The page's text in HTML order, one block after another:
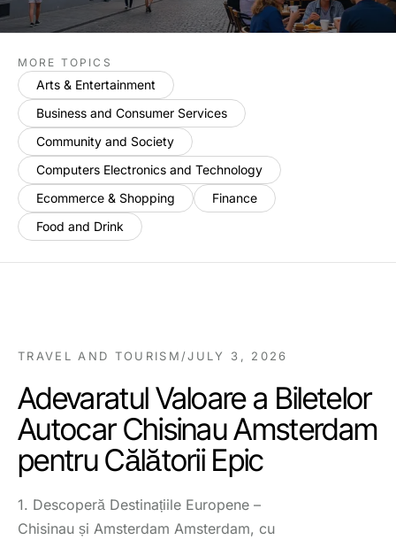
MORE TOPICS
Arts & Entertainment
Business and Consumer Services
Community and Society
Computers Electronics and Technology
Ecommerce & Shopping
Finance
Food and Drink
TRAVEL AND TOURISM /JULY 3, 2026
Adevaratul Valoare a Biletelor
Autocar Chisinau Amsterdam
pentru Călătorii Epic
1. Descoperă Destinațiile Europene –
Chisinau și Amsterdam Amsterdam, cu